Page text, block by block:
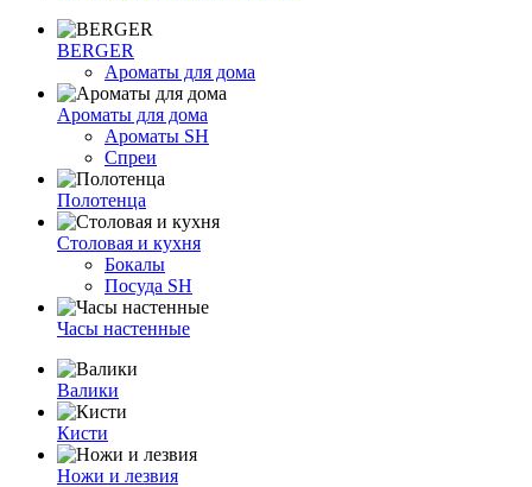
BERGER
Ароматы для дома
Ароматы для дома
Ароматы SH
Спреи
Полотенца
Столовая и кухня
Бокалы
Посуда SH
Часы настенные
Валики
Кисти
Ножи и лезвия